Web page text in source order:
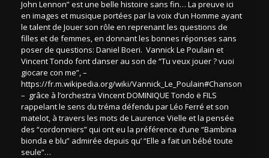
John Lennon” est une belle histoire sans fin… La preuve ici
en images et musique portées par la voix d’un Homme ayant
le talent de Jouer son rôle en reprenant les questions de
filles et de femmes, en donnant les bonnes réponses sans
poser de questions: Daniel Boeri. Vannick Le Poulain et
Vincent Tondo font danser au son de “Tu veux jouer ? vuoi
giocare con me”, –
https://fr.m.wikipedia.org/wiki/Vannick_Le_Poulain#Chanson
– grâce à l’orchestra Vincent DOMINIQUE Tondo ë FILS
rappelant le sens du tréma défendu par Léo Ferré et son
matelot, à travers les mots de Laurence Vielle et la pensée
des “cordonniers” qui ont eu la préférence d’une “Bambina
bionda e blu” admirée depuis qu’ “Elle a fait un bébé toute
seule”…